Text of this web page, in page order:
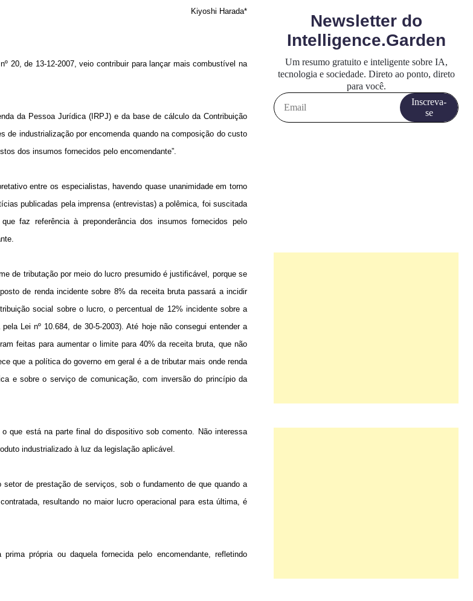
Kiyoshi Harada*
20, de 13-12-2007, veio contribuir para lançar mais combustível na
da Pessoa Jurídica (IRPJ) e da base de cálculo da Contribuição
de industrialização por encomenda quando na composição do custo
dos insumos fornecidos pelo encomendante”.
entre os especialistas, havendo quase unanimidade em torno
publicadas pela imprensa (entrevistas) a polêmica, foi suscitada
faz referência à preponderância dos insumos fornecidos pelo
de tributação por meio do lucro presumido é justificável, porque se
de renda incidente sobre 8% da receita bruta passará a incidir
social sobre o lucro, o percentual de 12% incidente sobre a
Lei nº 10.684, de 30-5-2003). Até hoje não consegui entender a
feitas para aumentar o limite para 40% da receita bruta, que não
que a política do governo em geral é a de tributar mais onde renda
e sobre o serviço de comunicação, com inversão do princípio da
que está na parte final do dispositivo sob comento. Não interessa
industrializado à luz da legislação aplicável.
de prestação de serviços, sob o fundamento de que quando a
resultando no maior lucro operacional para esta última, é
própria ou daquela fornecida pelo encomendante, refletindo